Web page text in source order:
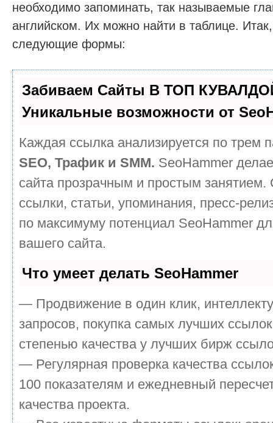
необходимо запоминать, так называемые
английском. Их можно найти в таблице.
следующие формы:
Забиваем Сайты В ТОП
Уникальные возможности от
Каждая ссылка анализируется по трем
SEO, Трафик и SMM. SeoHammer
сайта прозрачным и простым
ссылки, статьи, упоминания, пресс-
по максимуму потенциал SeoHammer
вашего сайта.
Что умеет делать SeoHammer
— Продвижение в один клик,
запросов, покупка самых лучших
степенью качества у лучших бирж
— Регулярная проверка качества
100 показателям и ежедневный
качества проекта.